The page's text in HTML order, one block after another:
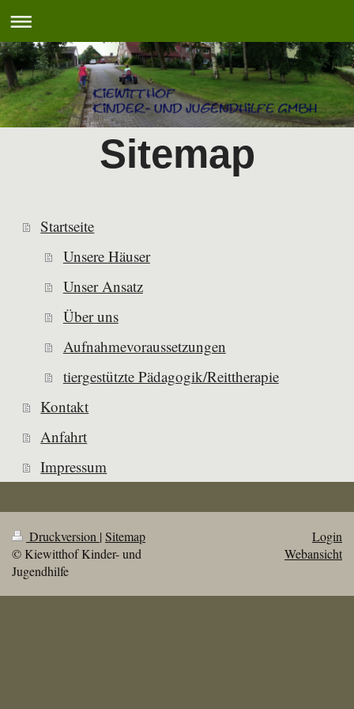
Sitemap
Startseite
Unsere Häuser
Unser Ansatz
Über uns
Aufnahmevoraussetzungen
tiergestützte Pädagogik/Reittherapie
Kontakt
Anfahrt
Impressum
Druckversion | Sitemap
© Kiewitthof Kinder- und
Jugendhilfe
Login
Webansicht